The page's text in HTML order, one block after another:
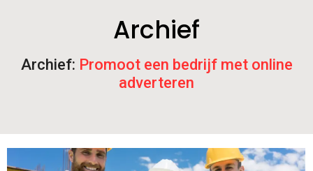
Archief
Archief: Promoot een bedrijf met online
adverteren